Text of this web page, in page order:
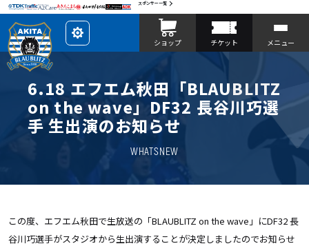
スポンサー一覧
レ
イ
ア
を
カ
ス
タ
マ
イ
ズ
ショップ チケット メニュー
6.18 エフエム秋田「BLAUBLITZ
on the wave」DF32 長谷川巧選
手 生出演のお知らせ
WHATSNEW
この度、エフエム秋田で生放送の「BLAUBLITZ on the wave」にDF32 長
谷川巧選手がスタジオから生出演することが決定しましたのでお知らせ